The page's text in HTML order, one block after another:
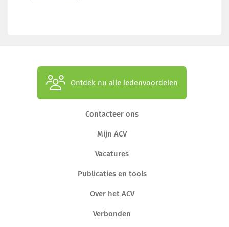
Ontdek nu alle ledenvoordelen
Contacteer ons
Mijn ACV
Vacatures
Publicaties en tools
Over het ACV
Verbonden